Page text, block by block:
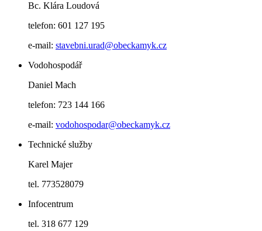
Bc. Klára Loudová
telefon: 601 127 195
e-mail: stavebni.urad@obeckamyk.cz
Vodohospodář
Daniel Mach
telefon: 723 144 166
e-mail: vodohospodar@obeckamyk.cz
Technické služby
Karel Majer
tel. 773528079
Infocentrum
tel. 318 677 129